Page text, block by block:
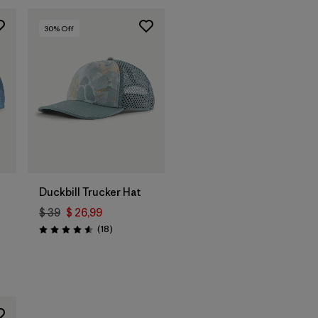
30% Off
Duckbill Trucker Hat
$ 39 $ 26,99
Valoración: 4.6 / 5
(18Comentarios
)